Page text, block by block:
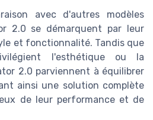
avec d'autres modèles
2.0 se démarquent par leur
et fonctionnalité. Tandis que
l'esthétique ou la
2.0 parviennent à équilibrer
ainsi une solution complète
de leur performance et de